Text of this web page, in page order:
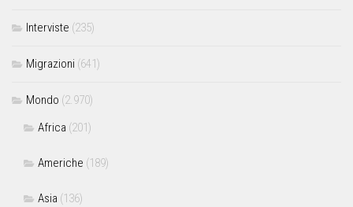
Interviste (235)
Migrazioni (641)
Mondo (2.970)
Africa (201)
Americhe (189)
Asia (136)